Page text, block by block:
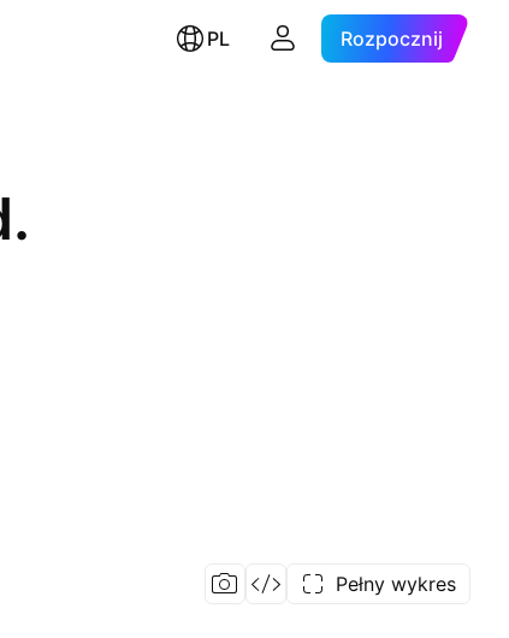
PL Rozpocznij
Pełny wykres